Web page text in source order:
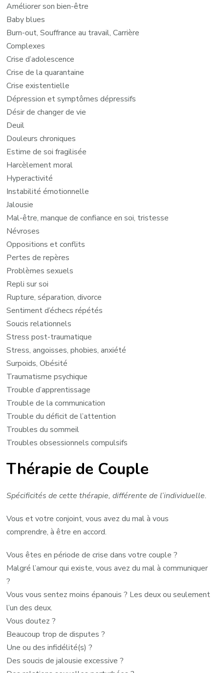
Améliorer son bien-être
Baby blues
Burn-out, Souffrance au travail, Carrière
Complexes
Crise d’adolescence
Crise de la quarantaine
Crise existentielle
Dépression et symptômes dépressifs
Désir de changer de vie
Deuil
Douleurs chroniques
Estime de soi fragilisée
Harcèlement moral
Hyperactivité
Instabilité émotionnelle
Jalousie
Mal-être, manque de confiance en soi, tristesse
Névroses
Oppositions et conflits
Pertes de repères
Problèmes sexuels
Repli sur soi
Rupture, séparation, divorce
Sentiment d’échecs répétés
Soucis relationnels
Stress post-traumatique
Stress, angoisses, phobies, anxiété
Surpoids, Obésité
Traumatisme psychique
Trouble d’apprentissage
Trouble de la communication
Trouble du déficit de l’attention
Troubles du sommeil
Troubles obsessionnels compulsifs
Thérapie de Couple
Spécificités de cette thérapie, différente de l’individuelle.
Vous et votre conjoint, vous avez du mal à vous
comprendre, à être en accord.
Vous êtes en période de crise dans votre couple ?
Malgré l’amour qui existe, vous avez du mal à communiquer
?
Vous vous sentez moins épanouis ? Les deux ou seulement
l’un des deux.
Vous doutez ?
Beaucoup trop de disputes ?
Une ou des infidélité(s) ?
Des soucis de jalousie excessive ?